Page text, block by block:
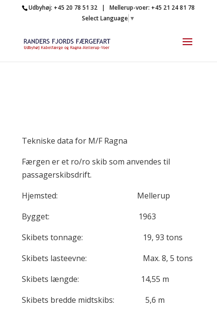
Udbyhøj: +45 20 78 51 32 | Mellerup-voer: +45 21 24 81 78
Select Language ▼
Tekniske data for M/F Ragna
Færgen er et ro/ro skib som anvendes til
passagerskibsdrift.
Hjemsted: Mellerup
Bygget: 1963
Skibets tonnage: 19, 93 tons
Skibets lasteevne: Max. 8, 5 tons
Skibets længde: 14,55 m
Skibets bredde midtskibs: 5,6 m